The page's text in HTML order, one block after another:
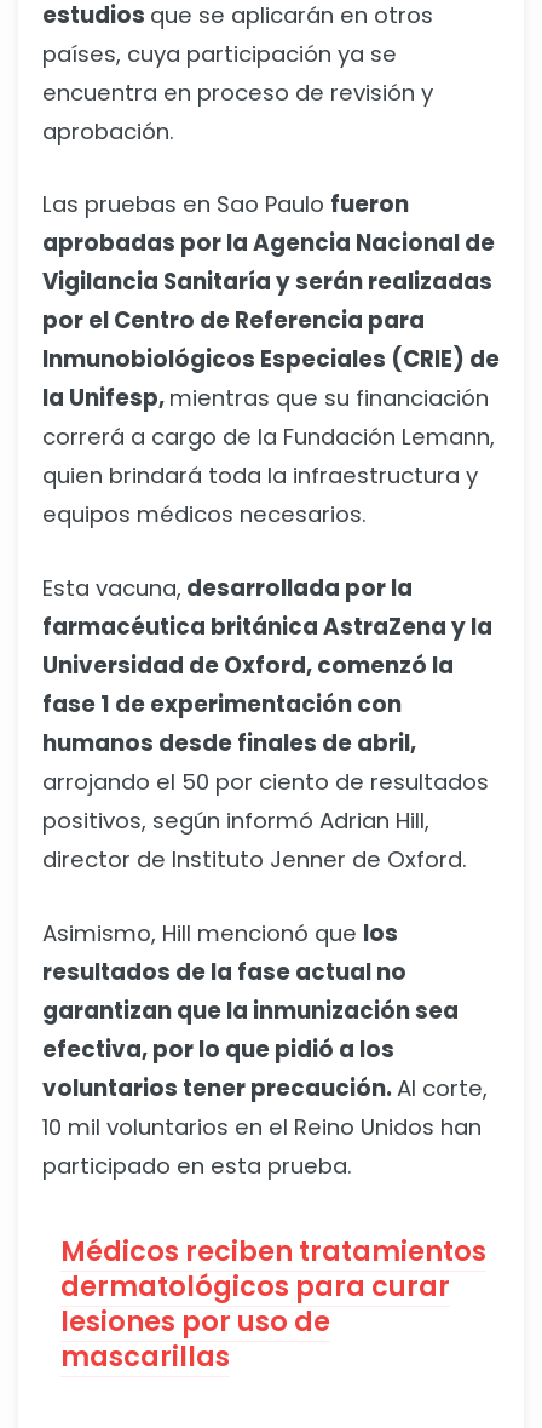
estudios que se aplicarán en otros
países, cuya participación ya se
encuentra en proceso de revisión y
aprobación.
Las pruebas en Sao Paulo fueron
aprobadas por la Agencia Nacional de
Vigilancia Sanitaría y serán realizadas
por el Centro de Referencia para
Inmunobiológicos Especiales (CRIE) de
la Unifesp, mientras que su financiación
correrá a cargo de la Fundación Lemann,
quien brindará toda la infraestructura y
equipos médicos necesarios.
Esta vacuna, desarrollada por la
farmacéutica británica AstraZena y la
Universidad de Oxford, comenzó la
fase 1 de experimentación con
humanos desde finales de abril,
arrojando el 50 por ciento de resultados
positivos, según informó Adrian Hill,
director de Instituto Jenner de Oxford.
Asimismo, Hill mencionó que los
resultados de la fase actual no
garantizan que la inmunización sea
efectiva, por lo que pidió a los
voluntarios tener precaución.Al corte,
10 mil voluntarios en el Reino Unidos han
participado en esta prueba.
Médicos reciben tratamientos
dermatológicos para curar
lesiones por uso de
mascarillas